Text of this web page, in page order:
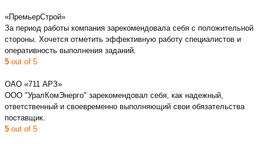
«ПремьерСтрой»
За период работы компания зарекомендовала себя с положительной
стороны. Хочется отметить эффективную работу специалистов и
оперативность выполнения заданий.
5 out of 5
ОАО «711 АРЗ»
ООО "УралКомЭнерго" зарекомендовал себя, как надежный,
ответственный и своевременно выполняющий свои обязательства
поставщик.
5 out of 5